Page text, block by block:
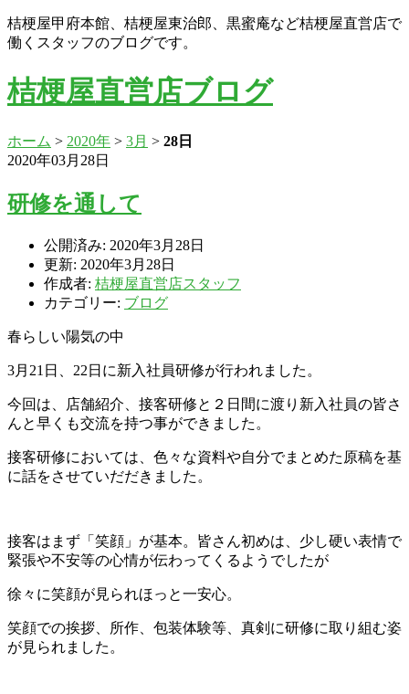
桔梗屋甲府本館、桔梗屋東治郎、黒蜜庵など桔梗屋直営店で
働くスタッフのブログです。
桔梗屋直営店ブログ
ホーム > 2020年 > 3月 > 28日
2020年03月28日
研修を通して
公開済み: 2020年3月28日
更新: 2020年3月28日
作成者: 桔梗屋直営店スタッフ
カテゴリー: ブログ
春らしい陽気の中
3月21日、22日に新入社員研修が行われました。
今回は、店舗紹介、接客研修と２日間に渡り新入社員の皆さ
んと早くも交流を持つ事ができました。
接客研修においては、色々な資料や自分でまとめた原稿を基
に話をさせていだだきました。
接客はまず「笑顔」が基本。皆さん初めは、少し硬い表情で
緊張や不安等の心情が伝わってくるようでしたが
徐々に笑顔が見られほっと一安心。
笑顔での挨拶、所作、包装体験等、真剣に研修に取り組む姿
が見られました。